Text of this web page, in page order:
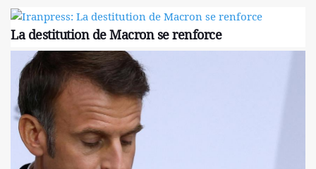
La destitution de Macron se renforce